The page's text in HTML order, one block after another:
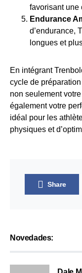
favorisant une
Endurance
d’endurance,
longues et
En intégrant
cycle de
non seulement
également votre
idéal pour les
physiques et
Share
Novedades: